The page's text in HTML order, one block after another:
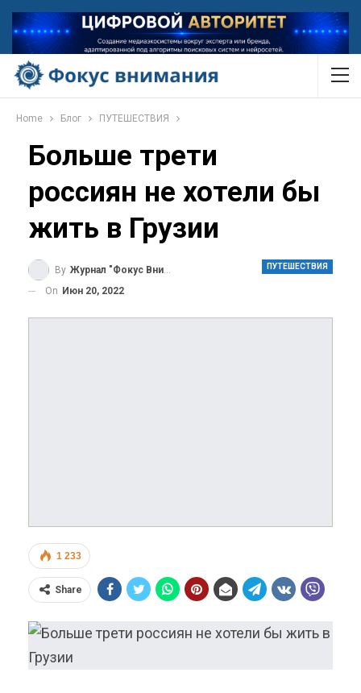
Home Блог ПУТЕШЕСТВИЯ
Больше трети
россиян не хотели бы
жить в Грузии
ПУТЕШЕСТВИЯ
By Журнал "Фокус Внимания"
On Июн 20, 2022
1 233
Share